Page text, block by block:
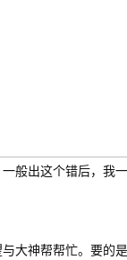
般出这个错后，我
大神帮帮忙。要的